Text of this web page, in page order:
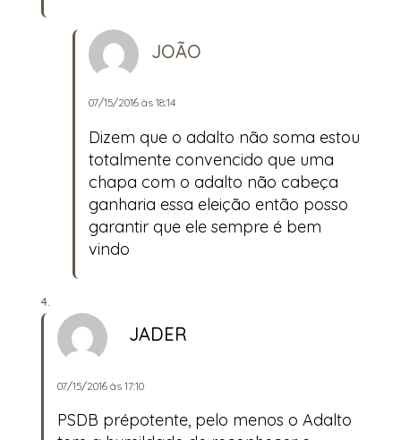
JOÃO
07/15/2016 às 18:14
Dizem que o adalto não soma estou
totalmente convencido que uma
chapa com o adalto não cabeça
ganharia essa eleição então posso
garantir que ele sempre é bem
vindo
JADER
07/15/2016 às 17:10
PSDB prépotente, pelo menos o Adalto